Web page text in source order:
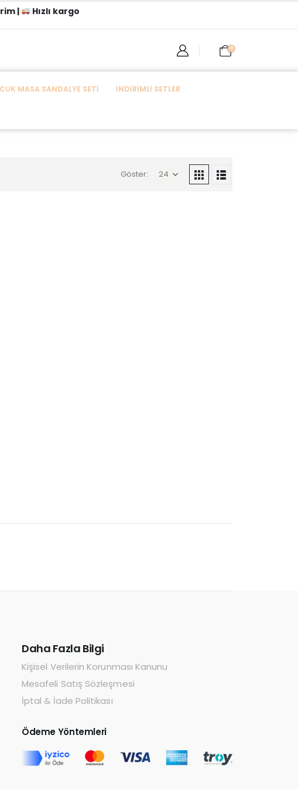
| Hızlı kargo
0
MASA SANDALYE SETI İNDIRIMLI SETLER
Göster:
Daha Fazla Bilgi
Kişisel Verilerin Korunması Kanunu
Mesafeli Satış Sözleşmesi
İptal & İade Politikası
Ödeme Yöntemleri